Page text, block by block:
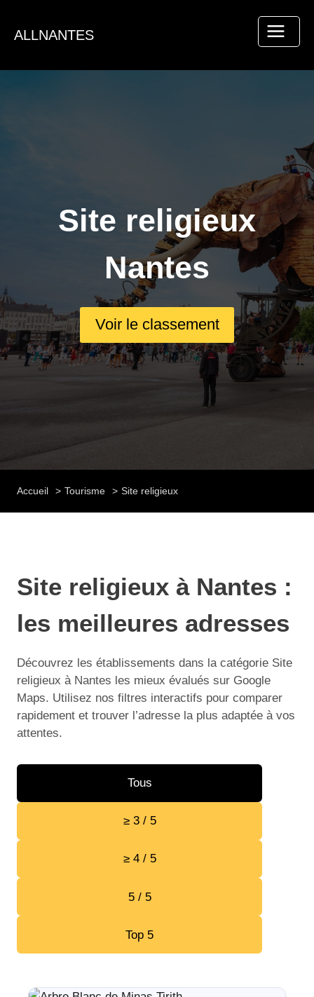
contenu
ALLNANTES
Site religieux
Nantes
Voir le classement
Accueil Tourisme Site religieux
Site religieux à Nantes :
les meilleures adresses
Découvrez les établissements dans la catégorie Site
religieux à Nantes les mieux évalués sur Google
Maps. Utilisez nos filtres interactifs pour comparer
rapidement et trouver l’adresse la plus adaptée à vos
attentes.
Tous
≥ 3 / 5
≥ 4 / 5
5 / 5
Top 5